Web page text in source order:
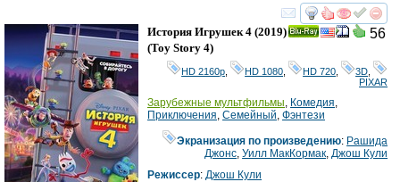
смотреть
56
История Игрушек 4 (2019)
(Toy Story 4)
HD 2160р HD 1080 HD 720 3D
PIXAR
Зарубежные мультфильмы, Комедия,
Приключения, Семейный, Фэнтези
Экранизация по произведению: Рашида
Джонс,Уилл МакКормак,Джош Кули
Режиссер: Джош Кули